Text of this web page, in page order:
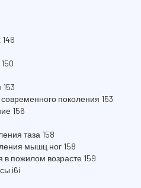
поколения 153
156
таза 158
мышц ног 158
в пожилом возрасте 159
i6i